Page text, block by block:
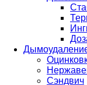
Сэндвич